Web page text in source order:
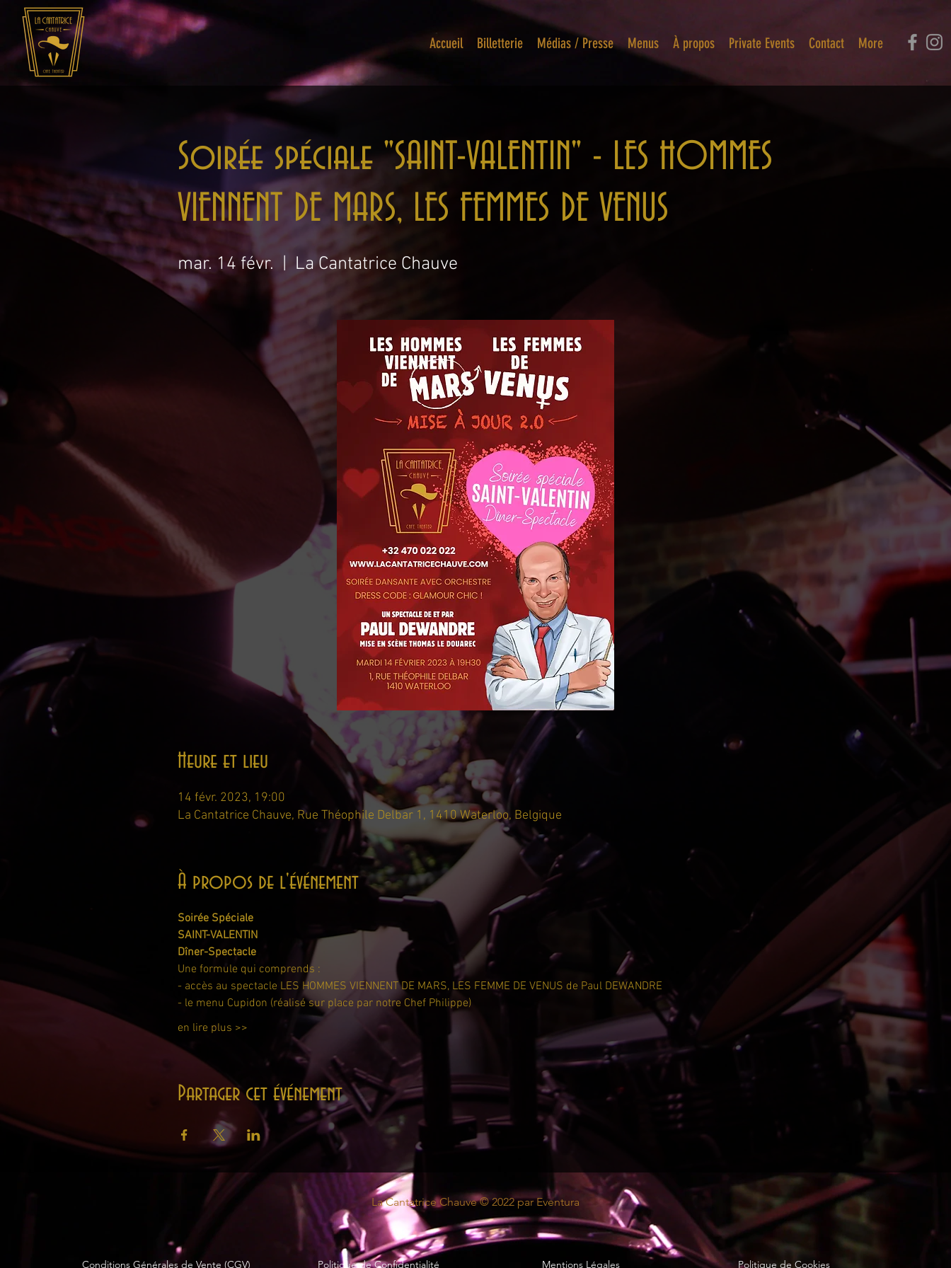
Accueil Billetterie Médias / Presse Menus À propos Private Events Contact More
Soirée spéciale "SAINT-VALENTIN" - LES HOMMES
VIENNENT DE MARS, LES FEMMES DE VENUS
mar. 14 févr.
  |
La Cantatrice Chauve
Heure et lieu
14 févr. 2023, 19:00
La Cantatrice Chauve, Rue Théophile Delbar 1, 1410 Waterloo, Belgique
À propos de l'événement
Soirée Spéciale
SAINT-VALENTIN
Dîner-Spectacle
Une formule qui comprends :
- accès au spectacle LES HOMMES VIENNENT DE MARS, LES FEMME DE VENUS de Paul DEWANDRE
- le menu Cupidon (réalisé sur place par notre Chef Philippe)
en lire plus >>
Partager cet événement
La Cantatrice Chauve © 2022 parEventura
Conditions Générales de Vente (CGV) Politique de Confidentialité Mentions Légales Politique de Cookies